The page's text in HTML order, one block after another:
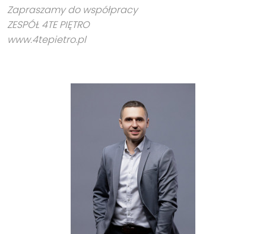
Zapraszamy do współpracy
ZESPÓŁ 4TE PIĘTRO
www.4tepietro.pl